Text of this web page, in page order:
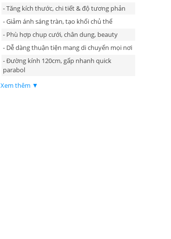
- Tăng kích thước, chi tiết & độ tương phản
- Giảm ánh sáng tràn, tạo khối chủ thể
- Phù hợp chụp cưới, chân dung, beauty
- Dễ dàng thuận tiện mang di chuyển mọi nơi
- Đường kính 120cm, gấp nhanh quick
parabol
Xem thêm ▼